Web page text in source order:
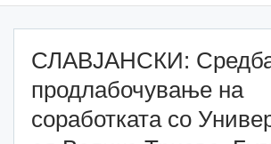
СЛАВЈАНСКИ:
продлабочување на
соработката со